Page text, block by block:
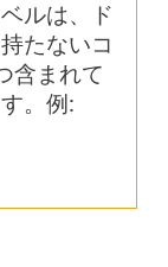
ルは、ド
たないコ
含まれて
。例: